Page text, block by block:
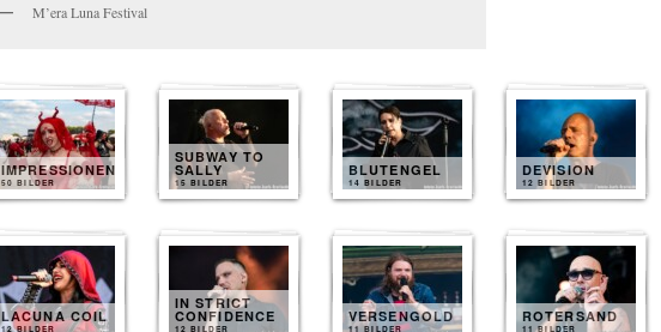
M’era Luna Festival
IMPRESSIONEN
50 BILDER
SUBWAY TO
SALLY
15 BILDER
BLUTENGEL
14 BILDER
DEVISION
12 BILDER
LACUNA COIL
12 BILDER
IN STRICT
CONFIDENCE
12 BILDER
VERSENGOLD
11 BILDER
ROTERSAND
11 BILDER